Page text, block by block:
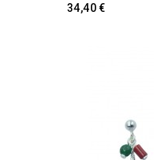
34,40 €